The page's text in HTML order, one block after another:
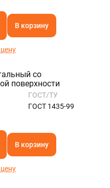
В корзину
со
поверхности
ГОСТ/ТУ
ГОСТ 1435-99
В корзину